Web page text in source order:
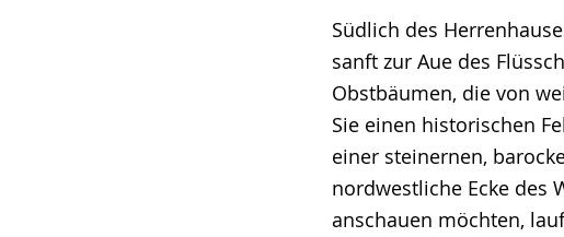
Südlich des
sanft zur Aue des
Obstbäumen, die von
Sie einen historischen
einer steinernen,
nordwestliche Ecke des
anschauen möchten,